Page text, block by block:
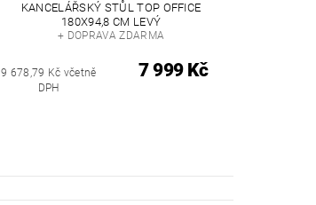
KANCELÁŘSKÝ STŮL TOP OFFICE
180X94,8 CM LEVÝ
+ DOPRAVA ZDARMA
9 678,79 Kč včetně
DPH
7 999 Kč